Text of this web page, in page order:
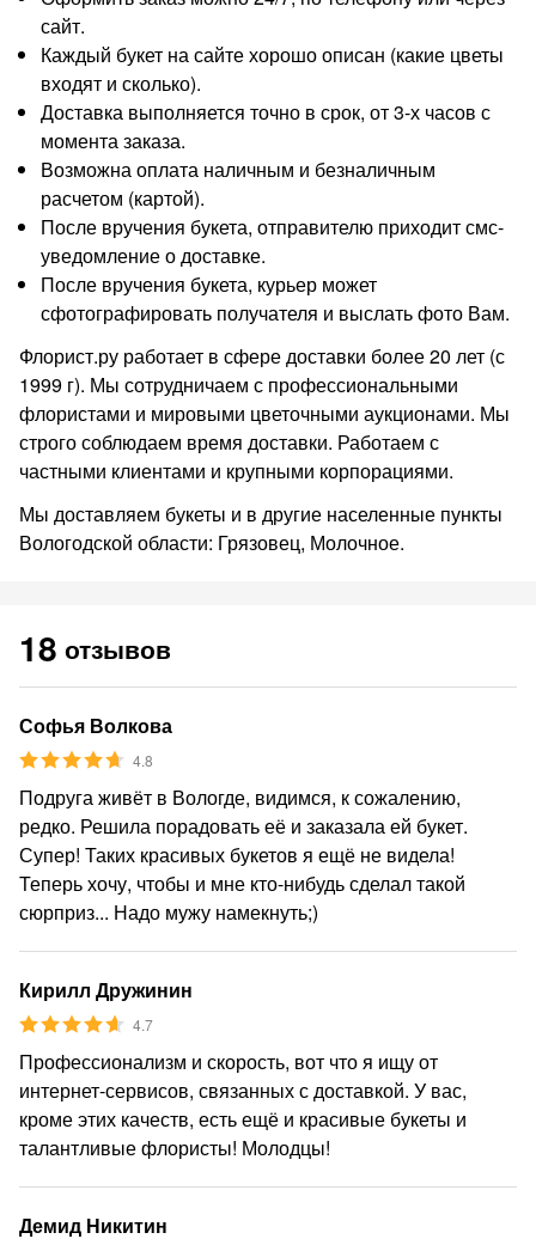
сайт.
Каждый букет на сайте хорошо описан (какие цветы
входят и сколько).
Доставка выполняется точно в срок, от 3-х часов с
момента заказа.
Возможна оплата наличным и безналичным
расчетом (картой).
После вручения букета, отправителю приходит смс-
уведомление о доставке.
После вручения букета, курьер может
сфотографировать получателя и выслать фото Вам.
Флорист.ру работает в сфере доставки более 20 лет (с
1999 г). Мы сотрудничаем с профессиональными
флористами и мировыми цветочными аукционами. Мы
строго соблюдаем время доставки. Работаем с
частными клиентами и крупными корпорациями.
Мы доставляем букеты и в другие населенные пункты
Вологодской области: Грязовец, Молочное.
18 отзывов
Софья Волкова
4.8
Подруга живёт в Вологде, видимся, к сожалению,
редко. Решила порадовать её и заказала ей букет.
Супер! Таких красивых букетов я ещё не видела!
Теперь хочу, чтобы и мне кто-нибудь сделал такой
сюрприз... Надо мужу намекнуть;)
Кирилл Дружинин
4.7
Профессионализм и скорость, вот что я ищу от
интернет-сервисов, связанных с доставкой. У вас,
кроме этих качеств, есть ещё и красивые букеты и
талантливые флористы! Молодцы!
Демид Никитин